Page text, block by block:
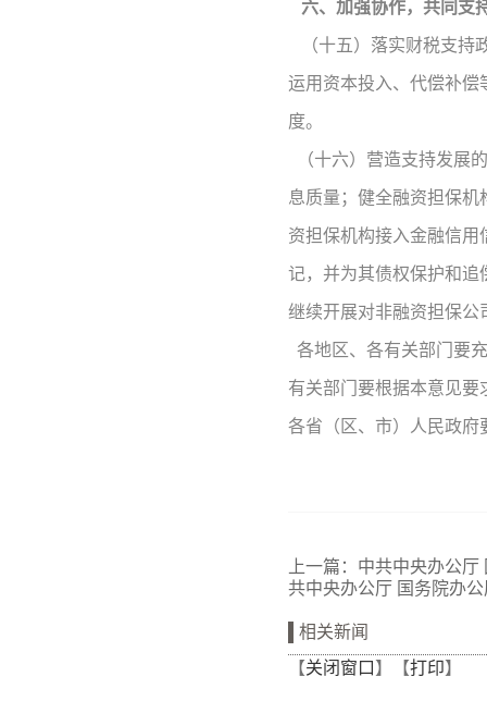
六、加强协作，共同支
（十五）落实财税支持
运用资本投入、代偿补偿
度。
（十六）营造支持发展
息质量；健全融资担保
资担保机构接入金融信
记，并为其债权保护和追
继续开展对非融资担保公
各地区、各有关部门要
有关部门要根据本意见
各省（区、市）人民政
上一篇： 中共中央办公厅
共中央办公厅 国务院办
相关新闻
【关闭窗口 】【打印】